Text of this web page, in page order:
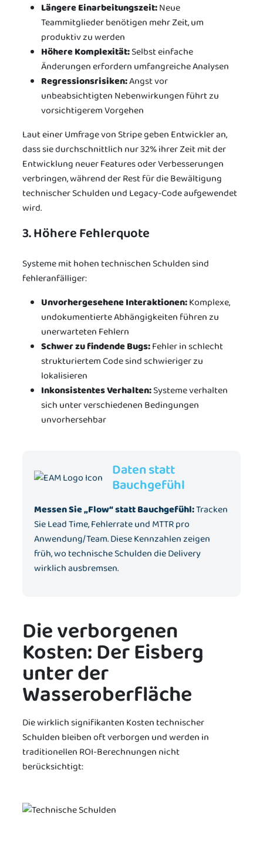
Längere Einarbeitungszeit:Neue
Teammitglieder benötigen mehr Zeit, um
produktiv zu werden
Höhere Komplexität:Selbst einfache
Änderungen erfordern umfangreiche Analysen
Regressionsrisiken:Angst vor
unbeabsichtigten Nebenwirkungen führt zu
vorsichtigerem Vorgehen
Laut einer Umfrage von Stripe geben Entwickler an,
dass sie durchschnittlich nur 32% ihrer Zeit mit der
Entwicklung neuer Features oder Verbesserungen
verbringen, während der Rest für die Bewältigung
technischer Schulden und Legacy-Code aufgewendet
wird.
3. Höhere Fehlerquote
Systeme mit hohen technischen Schulden sind
fehleranfälliger:
Unvorhergesehene Interaktionen:Komplexe,
undokumentierte Abhängigkeiten führen zu
unerwarteten Fehlern
Schwer zu findende Bugs:Fehler in schlecht
strukturiertem Code sind schwieriger zu
lokalisieren
Inkonsistentes Verhalten:Systeme verhalten
sich unter verschiedenen Bedingungen
unvorhersehbar
Daten statt
Bauchgefühl
Messen Sie „Flow“ statt Bauchgefühl:Tracken
Sie Lead Time, Fehlerrate und MTTR pro
Anwendung/Team. Diese Kennzahlen zeigen
früh, wo technische Schulden die Delivery
wirklich ausbremsen.
Die verborgenen
Kosten: Der Eisberg
unter der
Wasseroberfläche
Die wirklich signifikanten Kosten technischer
Schulden bleiben oft verborgen und werden in
traditionellen ROI-Berechnungen nicht
berücksichtigt: